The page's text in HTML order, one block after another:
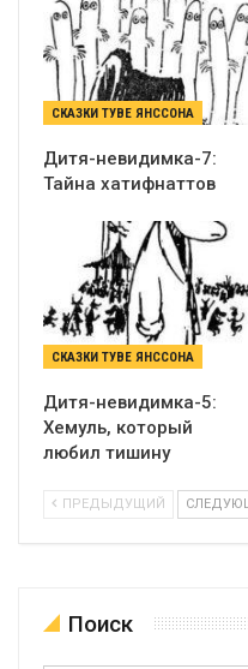
СКАЗКИ ТУВЕ ЯНССОНА
Дитя-невидимка-7:
Тайна хатифнаттов
СКАЗКИ ТУВЕ ЯНССОНА
Дитя-невидимка-5:
Хемуль, который
любил тишину
ПРЕДЫДУЩИЙ
Поиск